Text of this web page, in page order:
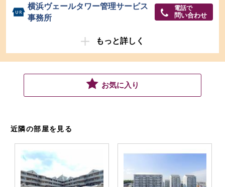
横浜ヴェールタワー管理サービス
事務所
電話で
問い合わせ
もっと詳しく
お気に入り
近隣の部屋を見る